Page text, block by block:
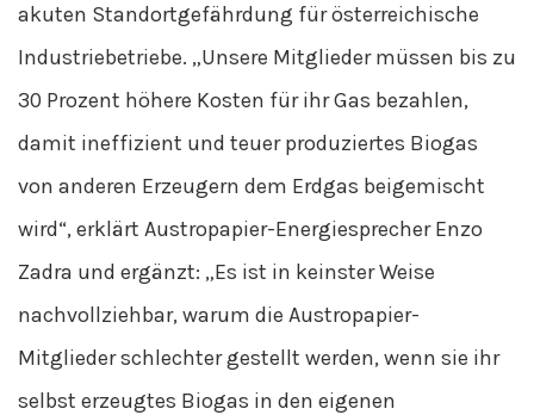
akuten Standortgefährdung für österreichische
Industriebetriebe. „Unsere Mitglieder müssen bis zu
30 Prozent höhere Kosten für ihr Gas bezahlen,
damit ineffizient und teuer produziertes Biogas
von anderen Erzeugern dem Erdgas beigemischt
wird“, erklärt Austropapier-Energiesprecher Enzo
Zadra und ergänzt: „Es ist in keinster Weise
nachvollziehbar, warum die Austropapier-
Mitglieder schlechter gestellt werden, wenn sie ihr
selbst erzeugtes Biogas in den eigenen